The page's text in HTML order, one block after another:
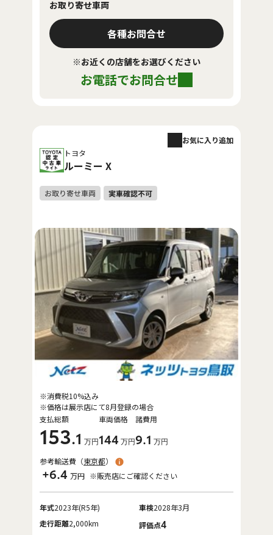
お取り寄せ車両
各種お問合せ
※お近くの店舗をお選びください
お電話でお問合せ
トヨタ
ルーミー X
お気に入り追加
支払総額
153.1 万円
車両価格
144 万円
諸費用
9.1 万円
※消費税10%込み
※価格は展示店にて8月登録の場合
参考輸送費（東京都）
+6.4 万円 ※販売店にご確認ください
年式2023年(R5年) 車検2028年3月
走行距離2,000km 評価点4